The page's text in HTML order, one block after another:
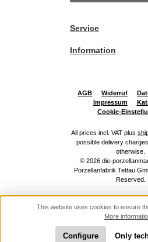
Service
Information
AGB Widerruf
Impressum
Cookie-
All prices incl. VAT plus
possible delivery
otherwise.
© 2026 die-
Porzellanfabrik Tettau
Reserved.
This website uses cookies to ensure
More
Only
Configure